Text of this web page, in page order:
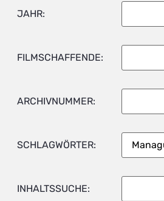
JAHR:
FILMSCHAFFENDE:
ARCHIVNUMMER:
SCHLAGWÖRTER:
INHALTSSUCHE: